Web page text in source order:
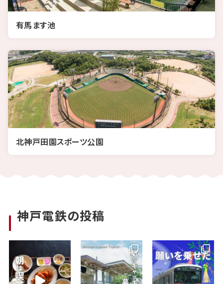
有馬ます池
北神戸田園スポーツ公園
神戸電鉄の投稿